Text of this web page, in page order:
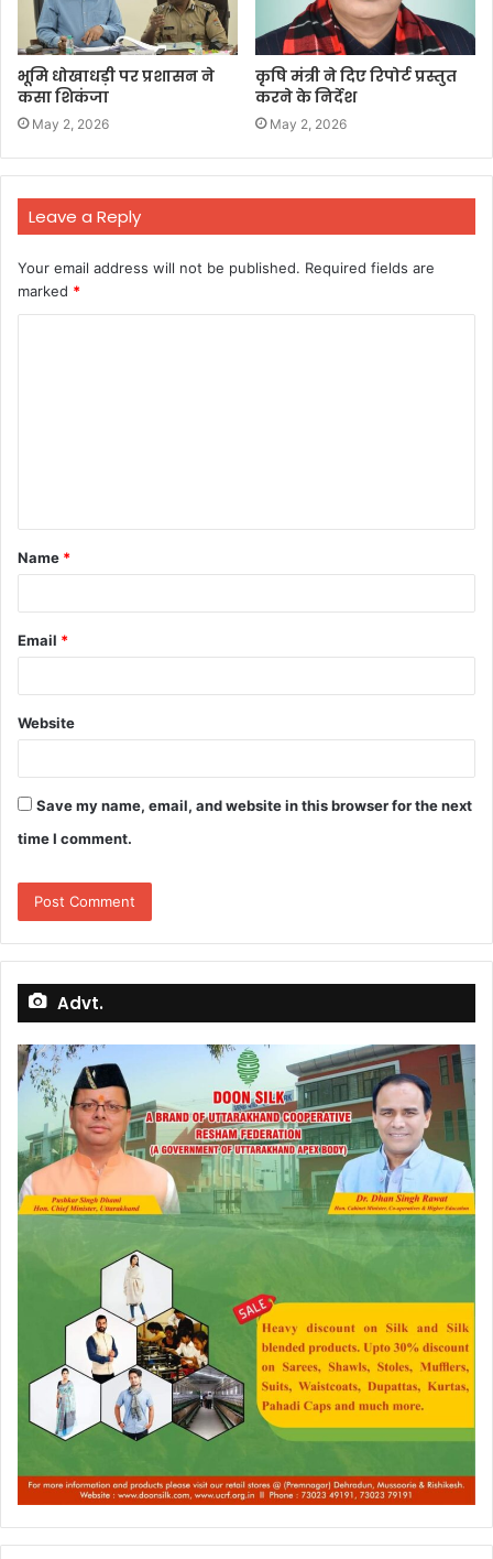
भूमि धोखाधड़ी पर प्रशासन ने
कसा शिकंजा
May 2, 2026
कृषि मंत्री ने दिए रिपोर्ट प्रस्तुत
करने के निर्देश
May 2, 2026
Leave a Reply
Your email address will not be published. Required fields are
marked *
t
*
Name *
Email *
Website
Save my name, email, and website in this browser for the next
time I comment.
Advt.